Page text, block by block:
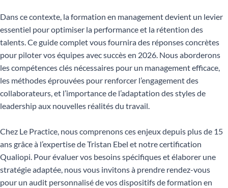
Dans ce contexte, la formation en management devient un levier
essentiel pour optimiser la performance et la rétention des
talents. Ce guide complet vous fournira des réponses concrètes
pour piloter vos équipes avec succès en 2026. Nous aborderons
les compétences clés nécessaires pour un management efficace,
les méthodes éprouvées pour renforcer l’engagement des
collaborateurs, et l’importance de l’adaptation des styles de
leadership aux nouvelles réalités du travail.
Chez Le Practice, nous comprenons ces enjeux depuis plus de 15
ans grâce à l’expertise de Tristan Ebel et notre certification
Qualiopi. Pour évaluer vos besoins spécifiques et élaborer une
stratégie adaptée, nous vous invitons à prendre rendez-vous
pour un audit personnalisé de vos dispositifs de formation en